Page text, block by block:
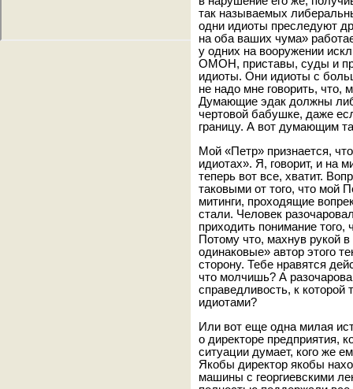
так называемых
одни идиоты преследуют
на оба ваших чума»
у одних на вооружении
ОМОН, приставы, суды и
идиоты. Они идиоты с
не надо мне говорить,
Думающие эдак должны
чертовой бабушке, даже
границу. А вот думающим
Мой «Петр» признается,
идиотах». Я, говорит, и на
теперь вот все, хватит.
таковыми от того, что мой
митинги, проходящие
стали. Человек
приходить понимание того,
Потому что, махнув рукой в
одинаковые» автор этого
сторону. Тебе нравятся
что молчишь? А
справедливость, к
идиотами?
Или вот еще одна милая
о директоре предприятия,
ситуации думает, кого же
Якобы директор якобы
машины с георгиевскими